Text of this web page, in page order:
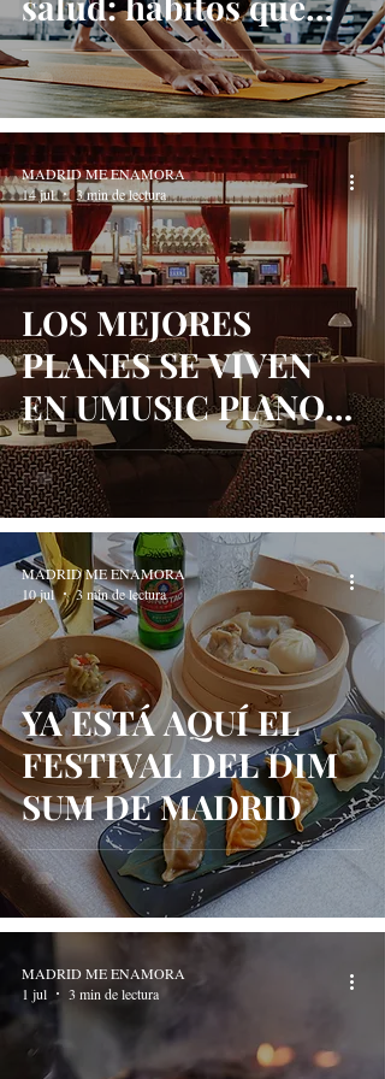
están transformando
el bienestar
LOS MEJORES
PLANES SE VIVEN
EN UMUSIC PIANO
BAR CASA CHICOTE
MADRID ME ENAMORA
14 jul
3 min de lectura
YA ESTÁ AQUÍ EL
FESTIVAL DEL DIM
SUM DE MADRID
MADRID ME ENAMORA
10 jul
3 min de lectura
MADRID ME ENAMORA
1 jul
3 min de lectura